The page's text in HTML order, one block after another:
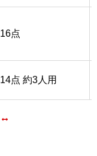
16点
14点 約3人用